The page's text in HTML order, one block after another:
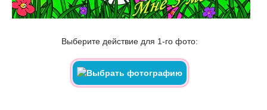
Выберите действие для 1-го фото: